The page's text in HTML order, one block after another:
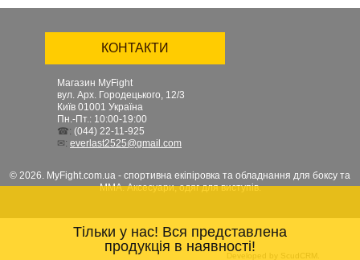
Тільки у нас! Вся представлена
продукція в наявності!
КОНТАКТИ
Магазин MyFight
вул. Арх. Городецького, 12/3
Київ 01001 Україна
Пн.-Пт.: 10:00-19:00
☎: (044) 22-11-925
✉: everlast2525@gmail.com
© 2026. MyFight.com.ua - спортивна екіпіровка та обладнання для боксу та
ММА. Аксесуари, одяг для виступів.
Developed by ScudCRM.